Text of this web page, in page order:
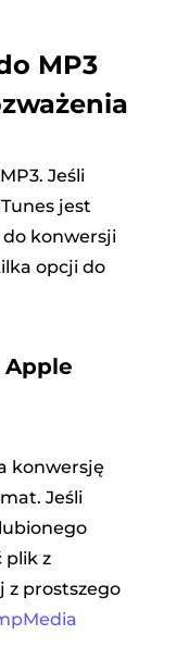
MP3
Jeśli
jest
konwersji
opcji do
Apple
konwersję
Jeśli
plik z
z prostszego